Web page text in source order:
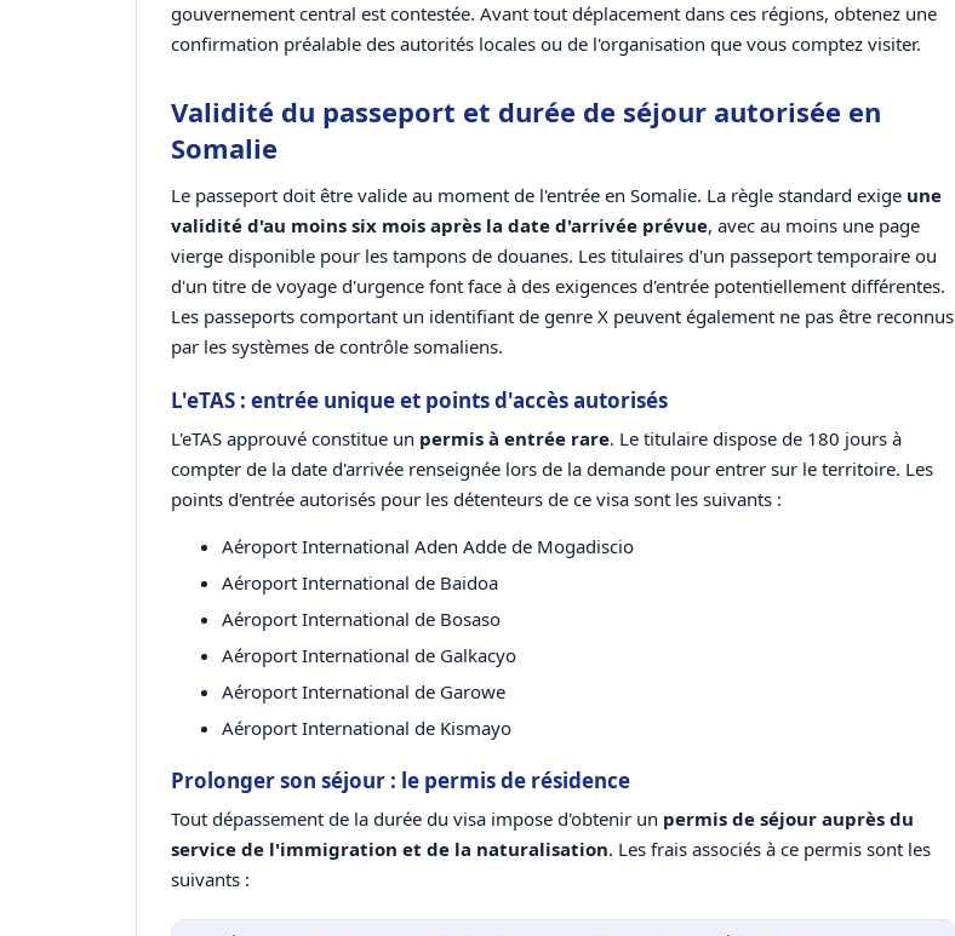
gouvernement central est contestée. Avant tout déplacement dans ces régions, obtenez une
confirmation préalable des autorités locales ou de l'organisation que vous comptez visiter.
Validité du passeport et durée de séjour autorisée en
Somalie
Le passeport doit être valide au moment de l'entrée en Somalie. La règle standard exige une
validité d'au moins six mois après la date d'arrivée prévue, avec au moins une page
vierge disponible pour les tampons de douanes. Les titulaires d'un passeport temporaire ou
d'un titre de voyage d'urgence font face à des exigences d'entrée potentiellement différentes.
Les passeports comportant un identifiant de genre X peuvent également ne pas être reconnus
par les systèmes de contrôle somaliens.
L'eTAS : entrée unique et points d'accès autorisés
L'eTAS approuvé constitue un permis à entrée rare. Le titulaire dispose de 180 jours à
compter de la date d'arrivée renseignée lors de la demande pour entrer sur le territoire. Les
points d'entrée autorisés pour les détenteurs de ce visa sont les suivants :
Aéroport International Aden Adde de Mogadiscio
Aéroport International de Baidoa
Aéroport International de Bosaso
Aéroport International de Galkacyo
Aéroport International de Garowe
Aéroport International de Kismayo
Prolonger son séjour : le permis de résidence
Tout dépassement de la durée du visa impose d'obtenir un permis de séjour auprès du
service de l'immigration et de la naturalisation. Les frais associés à ce permis sont les
suivants :